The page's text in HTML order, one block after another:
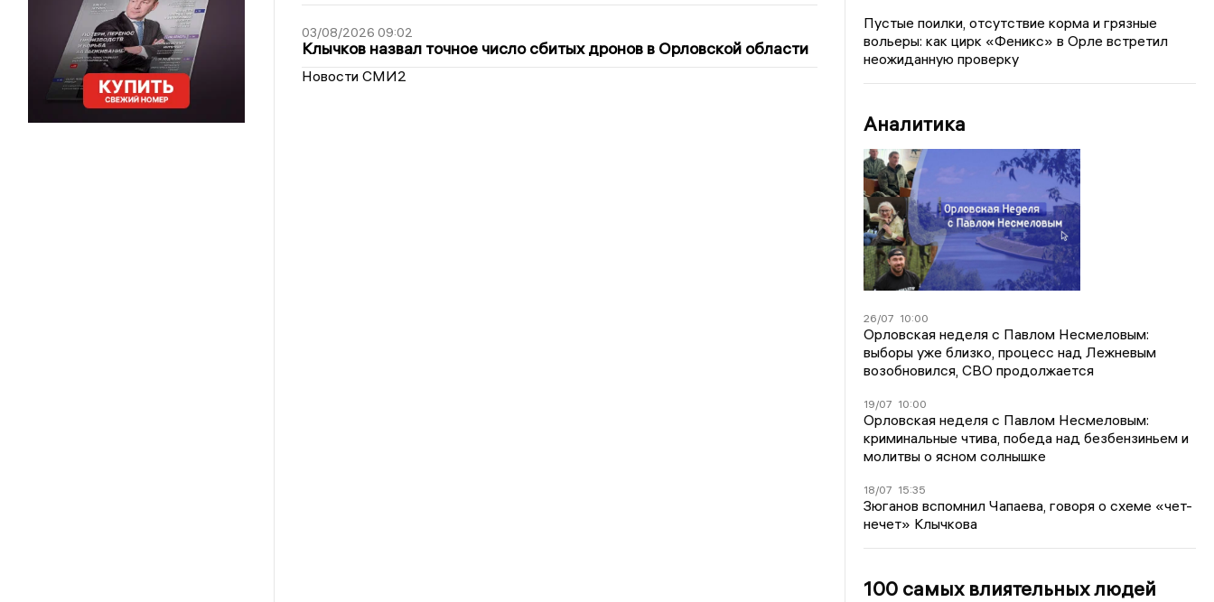
03/08/2026 09:02
Клычков назвал точное число сбитых дронов в Орловской области
Новости СМИ2
Пустые поилки, отсутствие корма и грязные
вольеры: как цирк «Феникс» в Орле встретил
неожиданную проверку
Аналитика
26/07 10:00
Орловская неделя с Павлом Несмеловым:
выборы уже близко, процесс над Лежневым
возобновился, СВО продолжается
19/07 10:00
Орловская неделя с Павлом Несмеловым:
криминальные чтива, победа над безбензиньем и
молитвы о ясном солнышке
18/07 15:35
Зюганов вспомнил Чапаева, говоря о схеме «чет-
нечет» Клычкова
100 самых влиятельных людей